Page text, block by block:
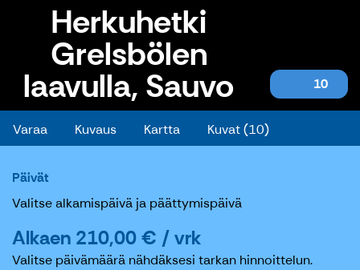
Herkuhetki
Grelsbölen
laavulla, Sauvo 10
Herkuhetki Grelsbölen laavulla, Sauvo
Varaa Kuvaus Kartta Kuvat (10)
Päivät
Valitse alkamispäivä ja päättymispäivä
Alkaen 210,00 € / vrk
Valitse päivämäärä nähdäksesi tarkan hinnoittelun.